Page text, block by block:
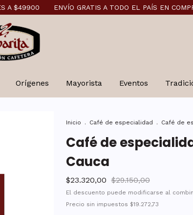
ENVÍO GRATIS A TODO EL PAÍS EN COMPRAS
Orígenes Mayorista Eventos
Inicio . Café de especialidad . Café de
Café de
Cauca
$23.320,00 $29.150,00
El descuento puede modificarse al
Precio sin impuestos $19.272,73